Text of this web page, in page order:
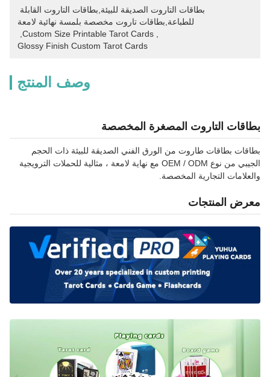
للطباعة,بطاقات تاروت مخصصة بلمسة نهائية لامعة
Custom Size Printable Tarot Cards
Glossy Finish Custom Tarot Cards
وصف المنتج
بطاقات التاروت المصغرة المخصصة
بطاقات بطاقات طاروت من الورق الفني الصديقة للبيئة ذات الحجم
الجيبي من نوع OEM / ODM مع نهاية لامعة ، مثالية للحملات الترويجية
والعلامات التجارية المخصصة.
معرض المنتجات